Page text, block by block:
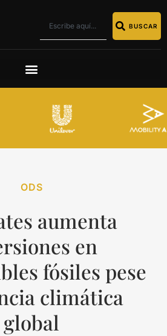
BUSCAR
ODS
aumenta
en
fósiles pese
climática
global